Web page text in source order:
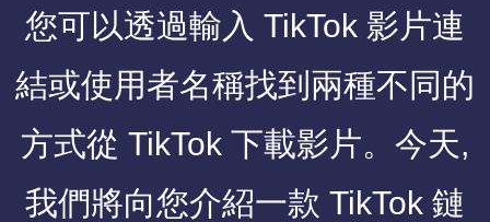
您可以透過輸入 TikTok 影片連
結或使用者名稱找到兩種不同的
方式從 TikTok 下載影片。今天,
我們將向您介紹一款 TikTok 鏈